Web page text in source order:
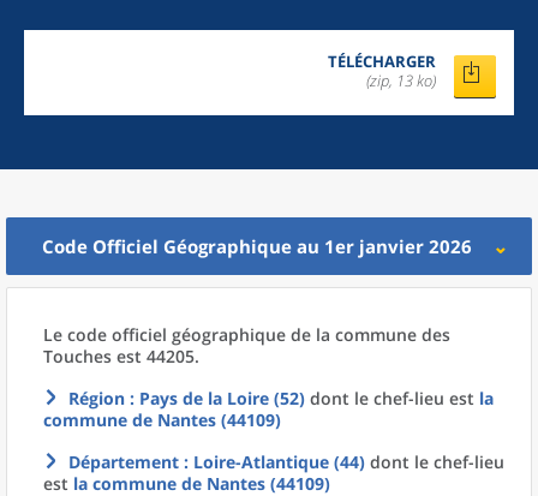
TÉLÉCHARGER
(zip, 13 ko)
Code Officiel Géographique au 1er janvier 2026
Le code officiel géographique de la commune des
Touches est 44205.
Région : Pays de la Loire (52) dont le chef-lieu est la
commune de Nantes (44109)
Département : Loire-Atlantique (44) dont le chef-lieu
est la commune de Nantes (44109)